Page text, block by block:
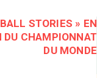
STORIES » EN
DU CHAMPIONNAT
DU MONDE